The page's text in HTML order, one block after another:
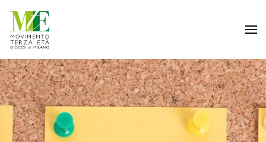
Passa al contenuto principale